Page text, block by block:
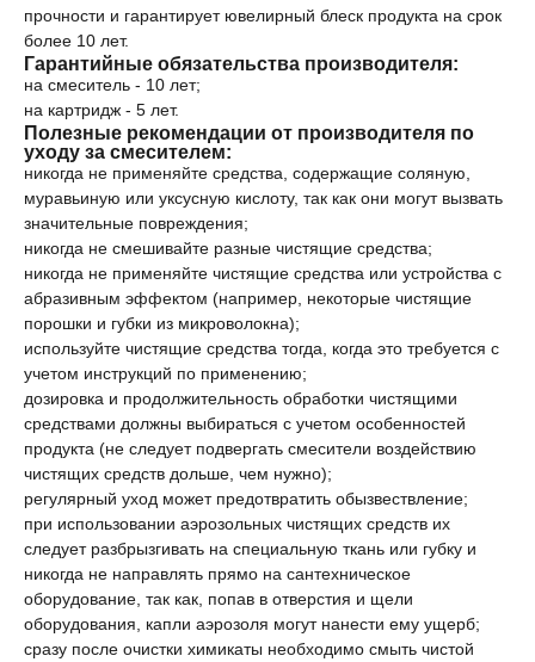
прочности и гарантирует ювелирный блеск продукта на срок
более 10 лет.
Гарантийные обязательства производителя:
на смеситель - 10 лет;
на картридж - 5 лет.
Полезные рекомендации от производителя по
уходу за смесителем:
никогда не применяйте средства, содержащие соляную,
муравьиную или уксусную кислоту, так как они могут вызвать
значительные повреждения;
никогда не смешивайте разные чистящие средства;
никогда не применяйте чистящие средства или устройства с
абразивным эффектом (например, некоторые чистящие
порошки и губки из микроволокна);
используйте чистящие средства тогда, когда это требуется с
учетом инструкций по применению;
дозировка и продолжительность обработки чистящими
средствами должны выбираться с учетом особенностей
продукта (не следует подвергать смесители воздействию
чистящих средств дольше, чем нужно);
регулярный уход может предотвратить обызвествление;
при использовании аэрозольных чистящих средств их
следует разбрызгивать на специальную ткань или губку и
никогда не направлять прямо на сантехническое
оборудование, так как, попав в отверстия и щели
оборудования, капли аэрозоля могут нанести ему ущерб;
сразу после очистки химикаты необходимо смыть чистой